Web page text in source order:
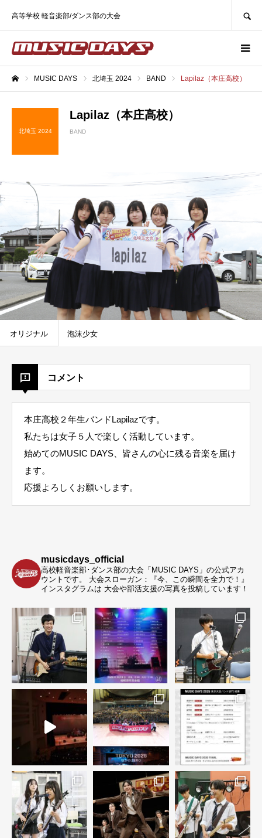
高等学校 軽音楽部/ダンス部の大会
MUSIC DAYS 北埼玉 2024 BAND Lapilaz（本庄高校）
北埼玉 2024
Lapilaz（本庄高校）
BAND
オリジナル 泡沫少女
コメント
本庄高校２年生バンドLapilazです。
私たちは女子５人で楽しく活動しています。
始めてのMUSIC DAYS、皆さんの心に残る音楽を届け
ます。
応援よろしくお願いします。
musicdays_official
高校軽音楽部･ダンス部の大会「MUSIC DAYS」の公式アカ
ウントです。
大会スローガン：『今、この瞬間を全力で！』
インスタグラムは 大会や部活支援の写真を投稿しています！